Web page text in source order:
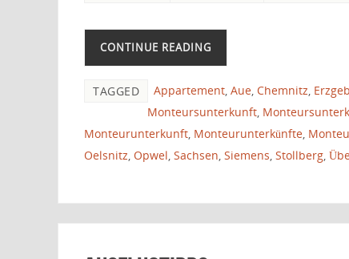
CONTINUE READING
TAGGED Appartement, Aue, Chemnitz,
Monteursunterkunft,
Monteurunterkunft, Monteurunterkünfte,
Oelsnitz, Opwel, Sachsen, Siemens, Stollberg,